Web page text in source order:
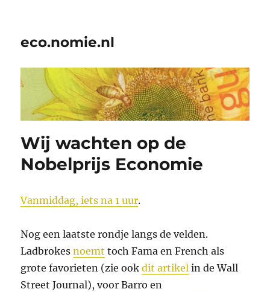
eco.nomie.nl
Wij wachten op de
Nobelprijs Economie
Vanmiddag, iets na 1 uur.
Nog een laatste rondje langs de velden.
Ladbrokesnoemt toch Fama en French als
grote favorieten (zie ookdit artikel in de Wall
Street Journal), voor Barro en